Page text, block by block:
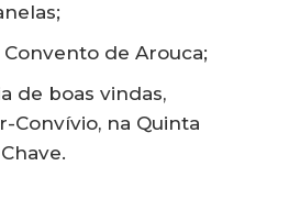
Convento de Arouca;
de boas vindas,
Convívio, na Quinta